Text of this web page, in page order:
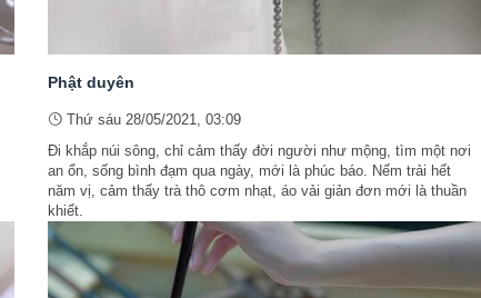
Phật duyên
Thứ sáu 28/05/2021, 03:09
Đi khắp núi sông, chỉ cảm thấy đời người như mộng, tìm một nơi
an ổn, sống bình đạm qua ngày, mới là phúc báo. Nếm trải hết
năm vị, cảm thấy trà thô cơm nhạt, áo vải giản đơn mới là thuần
khiết.